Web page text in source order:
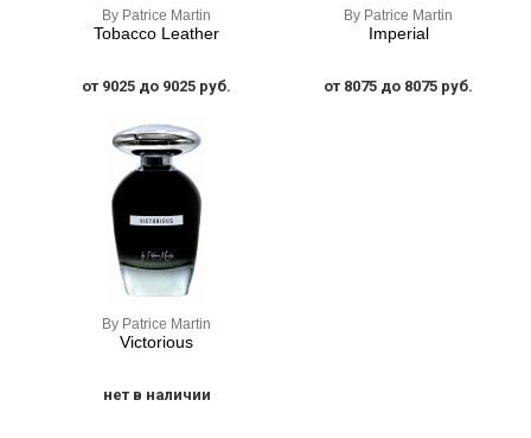
By Patrice Martin
Tobacco Leather
от 9025 до 9025 руб.
By Patrice Martin
Imperial
от 8075 до 8075 руб.
By Patrice Martin
Victorious
нет в наличии